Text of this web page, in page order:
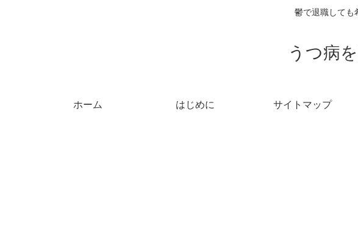
鬱で退職しても
うつ病
ホーム はじめに サイトマップ